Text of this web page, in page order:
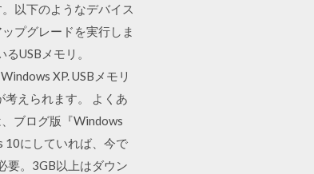
以下のようなデバイス
プグレードを実行しま
USBメモリ。
XP. USBメモリ
えられます。 よくあ
、ブログ版『Windows
10にしていれば、今で
要。3GB以上はダウン